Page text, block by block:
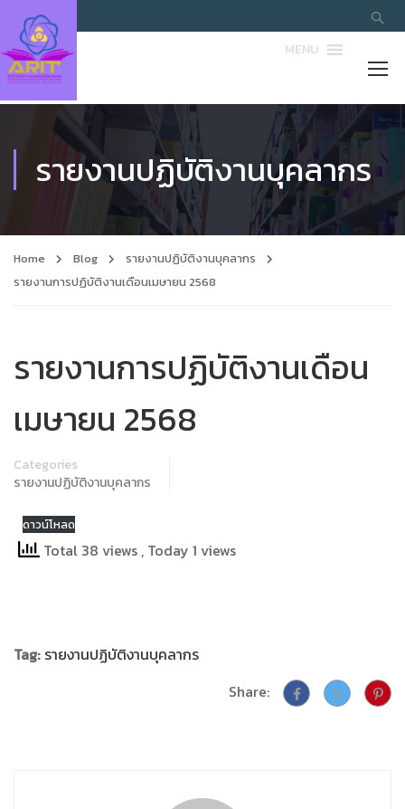
MENU
รายงานปฏิบัติงานบุคลากร
Home Blog
รายงานปฏิบัติงานบุคลากร
รายงานการปฏิบัติงานเดือนเมษายน 2568
รายงานการปฏิบัติงานเดือน
เมษายน 2568
Categories
รายงานปฏิบัติงานบุคลากร
ดาวน์โหลด
Total 38 views , Today 1 views
Tag: รายงานปฏิบัติงานบุคลากร
Share: